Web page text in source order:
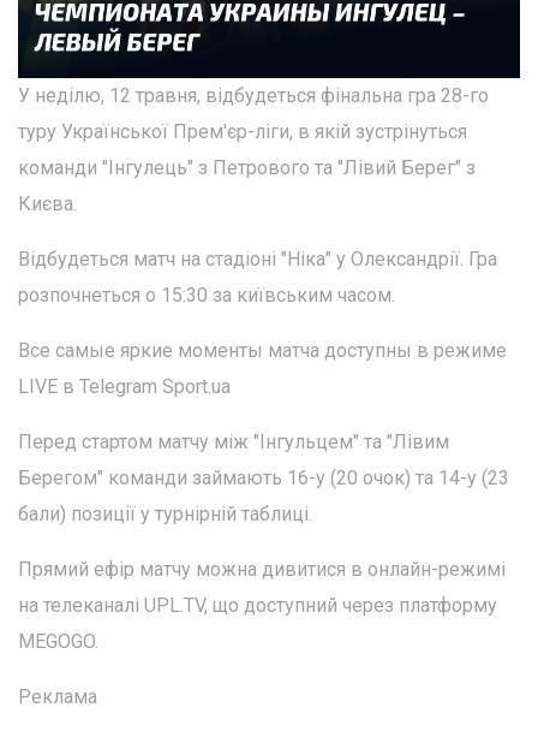
У неділю, 12 травня, відбудеться фінальна гра 28-го
туру Української Прем'єр-ліги, в якій зустрінуться
команди "Інгулець" з Петрового та "Лівий Берег" з
Києва.
Відбудеться матч на стадіоні "Ніка" у Олександрії. Гра
розпочнеться о 15:30 за київським часом.
Все самые яркие моменты матча доступны в режиме
LIVE в Telegram Sport.ua
Перед стартом матчу між "Інгульцем" та "Лівим
Берегом" команди займають 16-у (20 очок) та 14-у (23
бали) позиції у турнірній таблиці.
Прямий ефір матчу можна дивитися в онлайн-режимі
на телеканалі UPL.TV, що доступний через платформу
MEGOGO.
Реклама